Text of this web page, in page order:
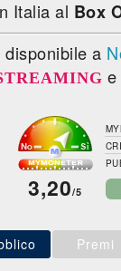
Italia al Box
a
e
3,20/5
Premi